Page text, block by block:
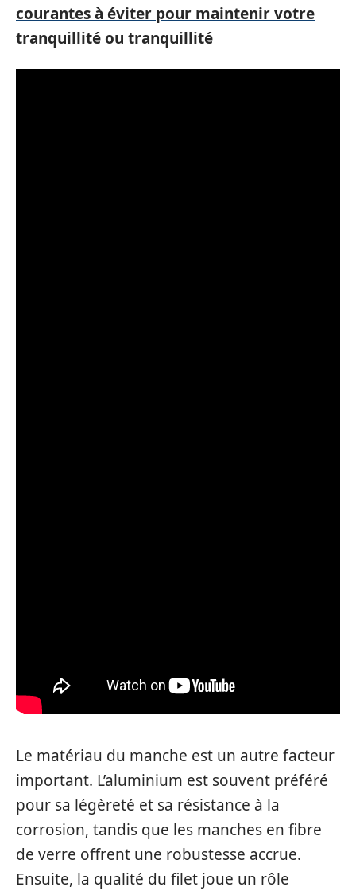
courantes à éviter pour maintenir votre
tranquillité ou tranquillité
Le matériau du manche est un autre facteur
important. L’aluminium est souvent préféré
pour sa légèreté et sa résistance à la
corrosion, tandis que les manches en fibre
de verre offrent une robustesse accrue.
Ensuite, la qualité du filet joue un rôle